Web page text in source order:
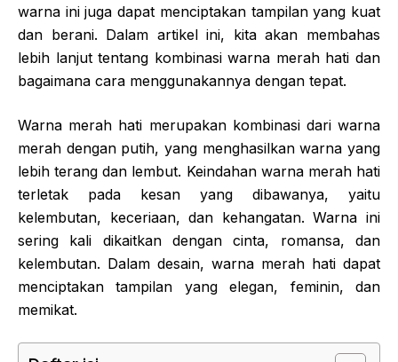
warna ini juga dapat menciptakan tampilan yang kuat
dan berani. Dalam artikel ini, kita akan membahas
lebih lanjut tentang kombinasi warna merah hati dan
bagaimana cara menggunakannya dengan tepat.
Warna merah hati merupakan kombinasi dari warna
merah dengan putih, yang menghasilkan warna yang
lebih terang dan lembut. Keindahan warna merah hati
terletak pada kesan yang dibawanya, yaitu
kelembutan, keceriaan, dan kehangatan. Warna ini
sering kali dikaitkan dengan cinta, romansa, dan
kelembutan. Dalam desain, warna merah hati dapat
menciptakan tampilan yang elegan, feminin, dan
memikat.